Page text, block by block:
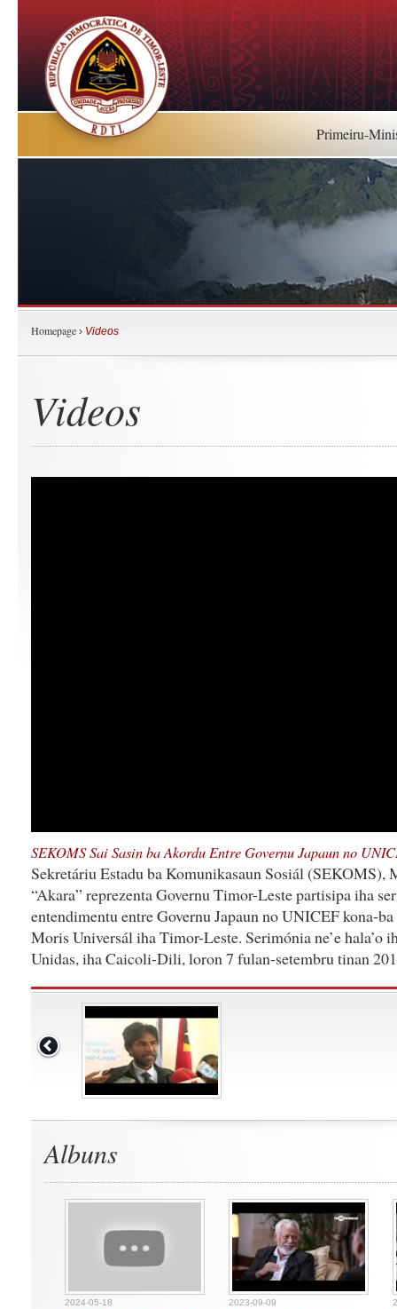
Primeiru-
Homepage › Videos
Videos
SEKOMS Sai Sasin ba Akordu Entre Governu Japaun no
Sekretáriu Estadu ba Komunikasaun Sosiál (SEKOMS),
“Akara” reprezenta Governu Timor-Leste partisipa iha
entendimentu entre Governu Japaun no UNICEF kona-
Moris Universál iha Timor-Leste. Serimónia ne’e hala’o
Unidas, iha Caicoli-Dili, loron 7 fulan-setembru tinan
Albuns
2024-05-18 2023-09-09